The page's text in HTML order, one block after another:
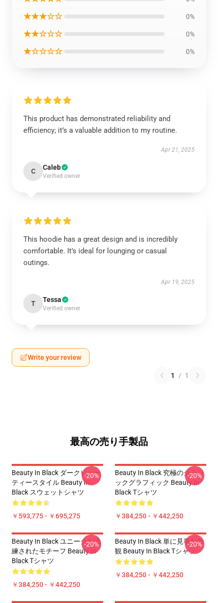
★★★☆☆ 0%
★★☆☆☆ 0%
★☆☆☆☆ 0%
This product has demonstrated reliability and
efficiency; it’s a valuable addition to my routine.
Apr 21, 2025
C Caleb
Verified owner
This hoodie has a great design and is incredibly
comfortable. It’s ideal for lounging or casual
outings.
Apr 19, 2025
T Tessa
Verified owner
Write your review
1 / 1
最高の売り手製品
Beauty In Black ダークビュー
ティースタイル Beauty In
Black スウェットシャツ
￥593,775 - ￥695,275
-20%
Beauty In Black 究極のクラシ
ックグラフィック Beauty In
Black Tシャツ
￥384,250 - ￥442,250
-20%
Beauty In Black ユニークな洗
練されたモチーフ Beauty In
Black Tシャツ
￥384,250 - ￥442,250
-20%
Beauty In Black 単に見事な外
観 Beauty In Black Tシャツ
￥384,250 - ￥442,250
-20%